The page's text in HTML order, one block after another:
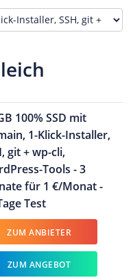
100% SSD mit
1-Klick-Installer,
git + wp-cli,
Tools - 3
für 1 €/Monat -
Test
ZUM ANBIETER
ZUM ANGEBOT